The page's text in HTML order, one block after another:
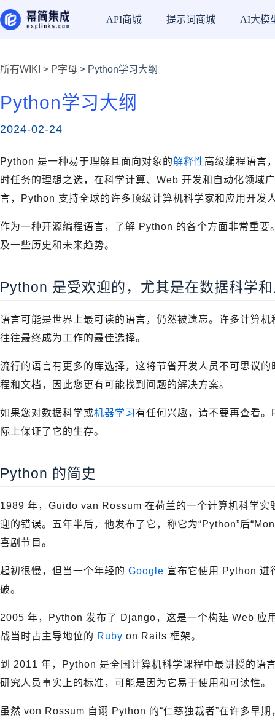
API商城 提示词商城 AI大模
所有WIKI > P字母 > Python学习大纲
Python学习大纲
2024-02-24
Python 是一种易于理解且面向对象的解释性高级编程语言
时任务的理想之选，在科学计算、Web 开发和自动化领域
言，Python 支持全球的许多顶级计算机科学家和应用开发
作为一种开源编程语言，了解 Python 的各个方面非常重
及一些历史和未来趋势。
Python 是受欢迎的，尤其是在数据科学
语言可能是世界上最可读的语言，仍然被遗忘。许多计算
往往最终成为工作的最佳选择。
流行的语言有更多的库选择，这将节省开发人员不可思议
程和文档，因此您更有可能找到问题的解决方案。
如果您对数据科学或机器学习有任何兴趣，请不要再查看
际上保证了它的生存。
Python 的简史
1989 年，Guido van Rossum 在荷兰的一个计算机科学实
迎的错误。五年半后，他发布了它，称它为“Python”后
喜剧节目。
起初很慢，但当一个年轻的 Google 宣布它使用 Python 进
破。
2005 年，Python 发布了 Django，这是一个构建 Web 应
战当时占主导地位的 Ruby on Rails 框架。
到 2011 年，Python 是全国计算机科学课程中最讲授的语
研究人员事实上的标准，可能是因为它易于使用和可读性。
虽然 von Rossum 自诩 Python 的“仁慈独裁者”在许多早